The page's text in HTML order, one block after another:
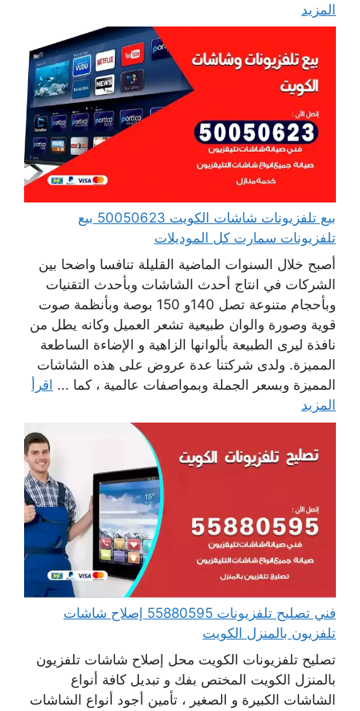
المزيد
بيع تلفزيونات شاشات الكويت 50050623 بيع
تلفزيونات سمارت كل الموديلات
أصبح خلال السنوات الماضية القليلة تنافسا واضحا بين
الشركات في انتاج أحدث الشاشات وبأحدث التقنيات
وبأحجام متنوعة تصل 140و 150 بوصة وبأنظمة صوت
قوية وصورة والوان طبيعية تشعر العميل وكانه يطل من
نافذة ليرى الطبيعة بألوانها الزاهية و الإضاءة الساطعة
المميزة. ولدى شركتنا عدة عروض على هذه الشاشات
المميزة وبسعر الجملة وبمواصفات عالمية ، كما ... اقرأ
المزيد
فني تصليح تلفزيونات 55880595 إصلاح شاشات
تلفزيون بالمنزل الكويت
تصليح تلفزيونات الكويت محل إصلاح شاشات تلفزيون
بالمنزل الكويت المختص بفك و تبديل كافة أنواع
الشاشات الكبيرة و الصغير ، تأمين أجود أنواع الشاشات